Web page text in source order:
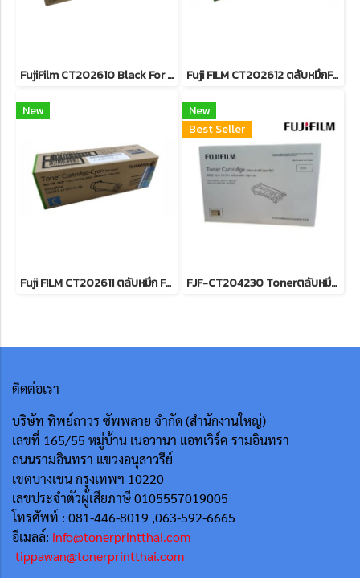
FujiFilm CT202610 Black For DocuPrint CP315dw/ CM315z หมึกพิมพ์เลเซอร์โทนเนอร์สีดำ รับประกันศูนย์บริการของแท้แน่นอน Fuji FILM CT202612 ตลับหมึกFor DocuPrint CP315dw/ CM315z หมึกพิมพ์เลเซอร์โทนเนอร์สีแดง รับประกันศูนย์บริการของแท้แน่นอน
New
Fuji FILM CT202611 ตลับหมึก For DocuPrint CP315dw/ CM315z หมึกพิมพ์เลเซอร์โทนเนอร์สีฟ้า รับประกันศูนย์บริการของแท้แน่นอน
New
Best Seller
FJF-CT204230 Tonerตลับหมึกพิมพ์ ApeosPrint 4620SDW / Apeos 4620SZ Hi-cap Print Cartridge ของแท้แน่นอน รับประกันศูนย์ FujiFilm
ติดต่อเรา
บริษัท ทิพย์ถาวร ซัพพลาย จำกัด (สำนักงานใหญ่)
เลขที่ 165/55 หมู่บ้าน เนอวานา แอทเวิร์ค รามอินทรา
ถนนรามอินทรา แขวงอนุสาวรีย์
เขตบางเขน กรุงเทพฯ 10220
เลขประจำตัวผู้เสียภาษี 0105557019005
โทรศัพท์ : 081-446-8019 ,063-592-6665
อีเมลล์: info@tonerprintthai.com
tippawan@tonerprintthai.com